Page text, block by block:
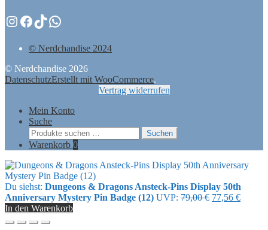
Instagram
Facebook
TikTok
WhatsApp
© Nerdchandise 2024
© Nerdchandise 2026
DatenschutzErstellt mit WooCommerce.
Vertrag widerrufen
Mein Konto
Suche
Suchen
nach:
Suchen
Warenkorb 0
Du siehst: Dungeons & Dragons Ansteck-Pins Display 50th
Anniversary Mystery Pin Badge (12) UVP: 79,00€ Ursprünglicher
77,56 €
In den Warenkorb